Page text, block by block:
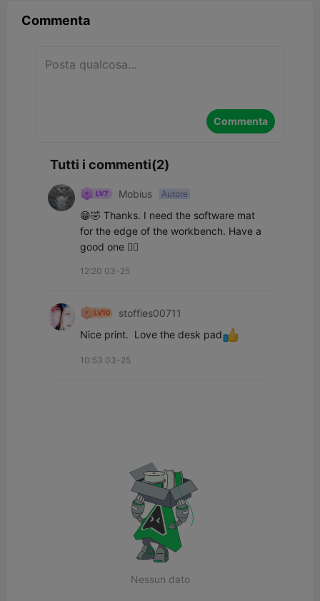
Commenta
Commenta
Tutti i commenti(2)
Mobius Autore
😁🤣 Thanks. I need the software mat
for the edge of the workbench. Have a
good one 👍🏻
12:20 03-25
stoffies00711
Nice print.  Love the desk pad
10:53 03-25
Nessun dato